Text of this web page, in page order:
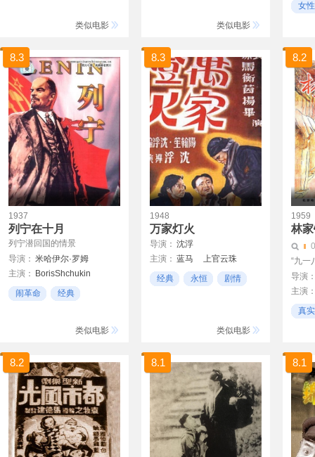
类似电影 类似电影
女
8.3
1937
列宁在十月
列宁潜回国的情景
导演： 米哈伊尔·罗姆
DmitriVasilyev
主演：
BorisShchukin
NikolaiOkhlopkov
闹革命
经典
类似电影
8.3
1948
万家灯火
导演： 沈浮
主演： 蓝马
上官云珠
吴茵经典 永恒 剧情
类似电影
8.2
1959
林
0
“九一
导演
主演
谢添真实
8.2 8.1 8.1